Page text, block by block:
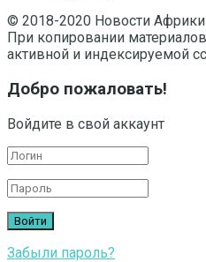
© 2018-2020 Новости Африки
При копировании
активной и индексируемой
Добро пожаловать!
Войдите в свой аккаунт
Забыли пароль?